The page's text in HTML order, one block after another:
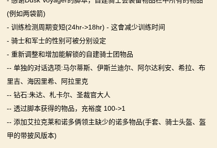
(例如两袋箭)
- 训练检测周期变短(24hr->18hr) - 这會减少训练时间
- 骑士和军士的性别可被分别设定
- 重新调整和增加能解锁的自建骑士团物品
-- 单独的对话选项:马尔蒂斯、伊斯兰迪尔、阿尔达利安、希拉、布
里吉、海因里希、阿拉里克
-- 钻石:朱达、札卡尔、圣裁官大人
-- 透过脚本获得的物品，充裕度 100->1
-- 添加艾拉克莱和诺多俩领主缺少的诺多物品(手套、骑士头盔、盔
甲的带披风版本)